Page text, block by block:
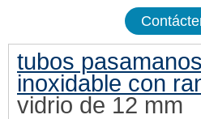
tubos
inoxidable con
vidrio de 12 mm